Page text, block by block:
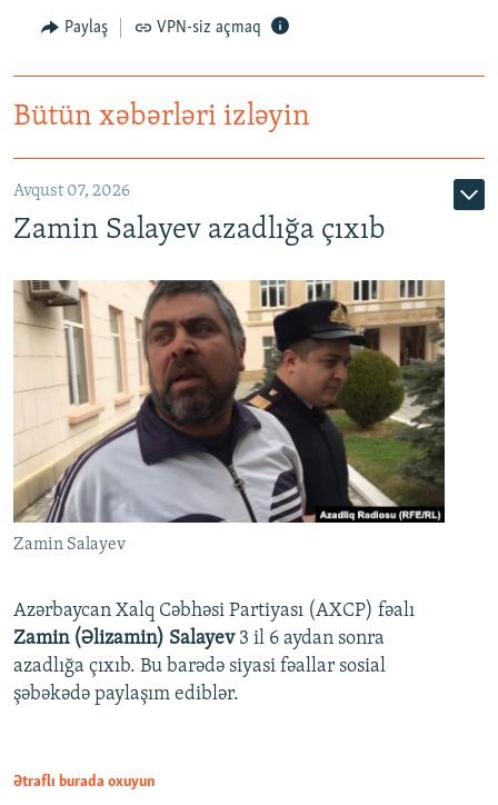
Paylaş VPN-siz açmaq
Bütün xəbərləri izləyin
Avqust 07, 2026
Zamin Salayev azadlığa çıxıb
Zamin Salayev
Azərbaycan Xalq Cəbhəsi Partiyası (AXCP) fəalı
Zamin (Əlizamin) Salayev 3 il 6 aydan sonra
azadlığa çıxıb. Bu barədə siyasi fəallar sosial
şəbəkədə paylaşım ediblər.
Ətraflı burada oxuyun